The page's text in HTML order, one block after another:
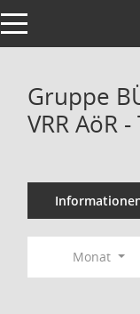
Toggle navigation
Gruppe
VRR AöR
Monat